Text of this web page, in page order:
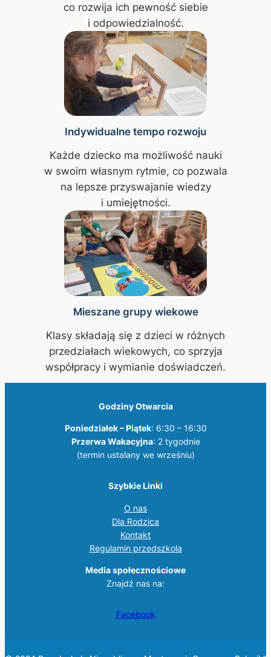
co rozwija ich pewność siebie
i odpowiedzialność.
Indywidualne tempo rozwoju
Każde dziecko ma możliwość nauki
w swoim własnym rytmie, co pozwala
na lepsze przyswajanie wiedzy
i umiejętności.
Mieszane grupy wiekowe
Klasy składają się z dzieci w różnych
przedziałach wiekowych, co sprzyja
współpracy i wymianie doświadczeń.
Godziny Otwarcia
Poniedziałek – Piątek: 6:30 – 16:30
Przerwa Wakacyjna: 2 tygodnie
(termin ustalany we wrześniu)
Szybkie Linki
O nas
Dla Rodzica
Kontakt
Regulamin przedszkola
Media społecznościowe
Znajdź nas na:
Facebook